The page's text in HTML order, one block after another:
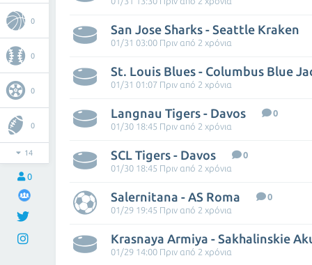
0
0
0
0
14
0
San Jose Sharks - Seattle Kraken
01/31 03:00 Πριν από 2 χρόνια
St. Louis Blues - Columbus Blue
01/31 01:07 Πριν από 2 χρόνια
Langnau Tigers - Davos
0
01/30 18:45 Πριν από 2 χρόνια
SCL Tigers - Davos
0
01/30 18:45 Πριν από 2 χρόνια
Salernitana - AS Roma
0
01/29 19:45 Πριν από 2 χρόνια
Krasnaya Armiya - Sakhalinskie
01/29 14:00 Πριν από 2 χρόνια